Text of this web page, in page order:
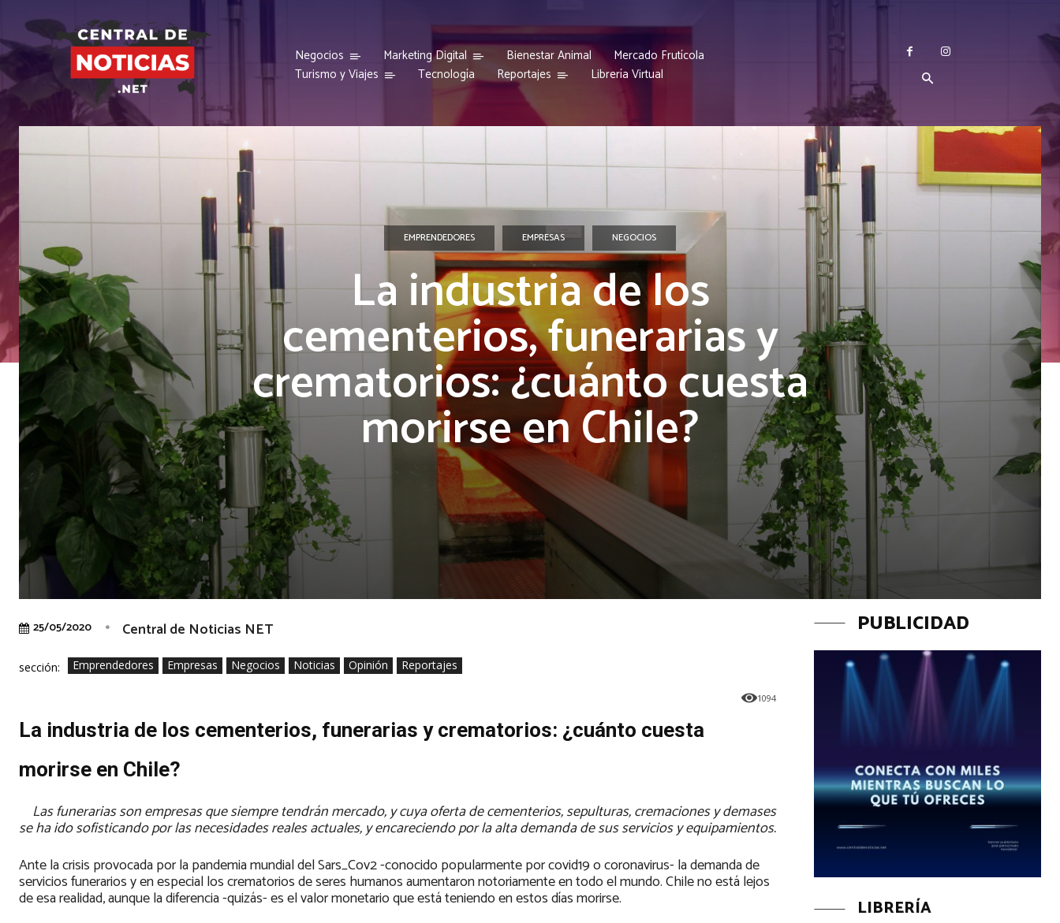
Negocios Marketing Digital Bienestar Animal
Mercado Frutícola
Turismo y Viajes
Tecnología Reportajes Librería Virtual
EMPRENDEDORES EMPRESAS NEGOCIOS
La industria de los
cementerios, funerarias y
crematorios: ¿cuánto cuesta
morirse en Chile?
25/05/2020 Central de Noticias NET
sección: Emprendedores Empresas Negocios Noticias Opinión Reportajes
1094
La industria de los cementerios, funerarias y crematorios: ¿cuánto cuesta
morirse en Chile?
Las funerarias son empresas que siempre tendrán mercado, y cuya oferta de cementerios, sepulturas, cremaciones y demases
se ha ido sofisticando por las necesidades reales actuales, y encareciendo por la alta demanda de sus servicios y equipamientos.
Ante la crisis provocada por la pandemia mundial del Sars_Cov2 -conocido popularmente por covid19 o coronavirus- la demanda de
servicios funerarios y en especial los crematorios de seres humanos aumentaron notoriamente en todo el mundo. Chile no está lejos
de esa realidad, aunque la diferencia -quizás- es el valor monetario que está teniendo en estos días morirse.
PUBLICIDAD
LIBRERÍA